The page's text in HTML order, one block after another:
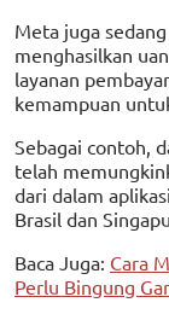
Meta juga
menghasilkan
layanan
kemampuan
Sebagai contoh,
telah
dari dalam
Brasil dan
Baca Juga: Cara
Perlu Bingung